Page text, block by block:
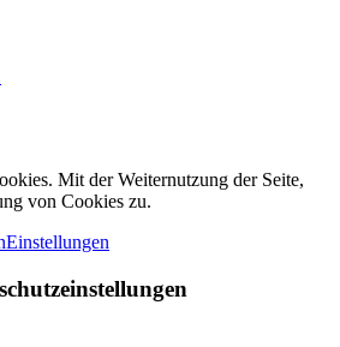
Mit der Weiternutzung der Seite,
von Cookies zu.
Einstellungen